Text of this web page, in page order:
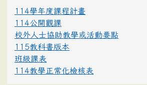
114學年度課程計畫
114公開觀課
校外人士協助教學或活動要點
115教科書版本
班級課表
114教學正常化檢核表